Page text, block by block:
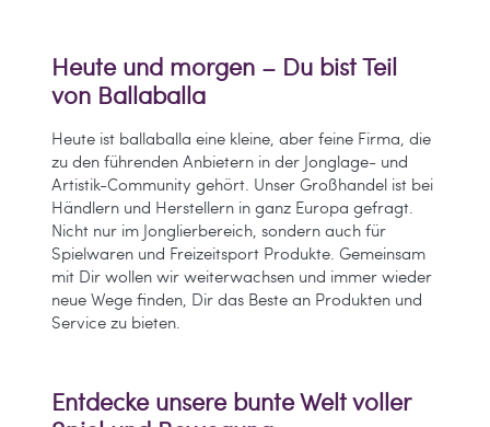
Heute und morgen – Du bist Teil
von Ballaballa
Heute ist ballaballa eine kleine, aber feine Firma, die
zu den führenden Anbietern in der Jonglage- und
Artistik-Community gehört. Unser Großhandel ist bei
Händlern und Herstellern in ganz Europa gefragt.
Nicht nur im Jonglierbereich, sondern auch für
Spielwaren und Freizeitsport Produkte. Gemeinsam
mit Dir wollen wir weiterwachsen und immer wieder
neue Wege finden, Dir das Beste an Produkten und
Service zu bieten.
Entdecke unsere bunte Welt voller